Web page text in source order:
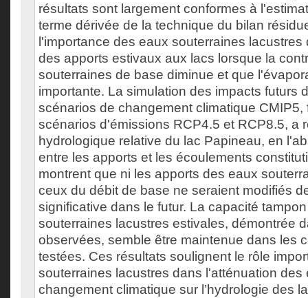
résultats sont largement conformes à
terme dérivée de la technique du bilan
l'importance des eaux souterraines lacustres
des apports estivaux aux lacs lorsque la
souterraines de base diminue et que
importante. La simulation des impacts futurs
scénarios de changement climatique CMIP5,
scénarios d'émissions RCP4.5 et RCP8.5, a
hydrologique relative du lac Papineau, en
entre les apports et les écoulements
montrent que ni les apports des eaux
ceux du débit de base ne seraient modifiés
significative dans le futur. La capacité
souterraines lacustres estivales, démontrée
observées, semble être maintenue dans les
testées. Ces résultats soulignent le rôle
souterraines lacustres dans l'atténuation des
changement climatique sur l’hydrologie des